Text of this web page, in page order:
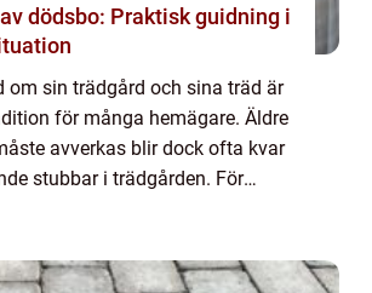
dödsbo: Praktisk guidning i
om sin trädgård och sina träd är
för många hemägare. Äldre
avverkas blir dock ofta kvar
stubbar i trädgården. För